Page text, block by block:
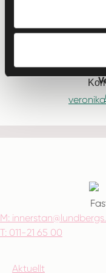
M:
T: 011-21 65 00
Aktuellt